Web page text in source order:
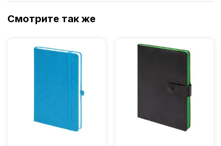
Смотрите так же